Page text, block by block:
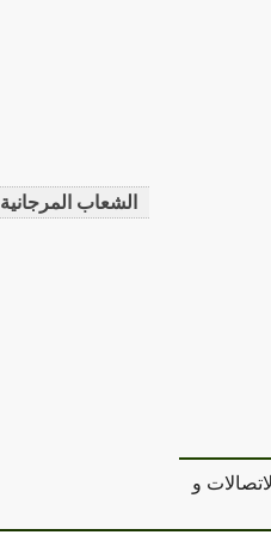
الشعاب المرجانية
و